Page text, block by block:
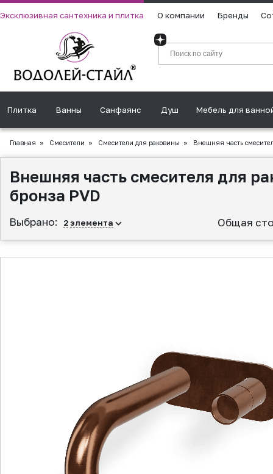
Эксклюзивная сантехника и плитка О компании Бренды
Плитка Ванны Санфаянс Душ Мебель для
Главная » Смесители » Смесители для раковины » Внешняя часть
Внешняя часть смесителя для
бронза PVD
Выбрано: 2элемента Общая